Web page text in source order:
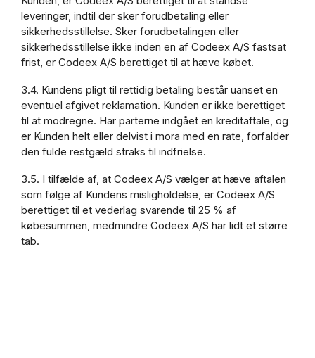
leveringer, indtil der sker forudbetaling eller
sikkerhedsstillelse. Sker forudbetalingen eller
sikkerhedsstillelse ikke inden en af Codeex A/S fastsat
frist, er Codeex A/S berettiget til at hæve købet.
3.4. Kundens pligt til rettidig betaling består uanset en
eventuel afgivet reklamation. Kunden er ikke berettiget
til at modregne. Har parterne indgået en kreditaftale, og
er Kunden helt eller delvist i mora med en rate, forfalder
den fulde restgæld straks til indfrielse.
3.5. I tilfælde af, at Codeex A/S vælger at hæve aftalen
som følge af Kundens misligholdelse, er Codeex A/S
berettiget til et vederlag svarende til 25 % af
købesummen, medmindre Codeex A/S har lidt et større
tab.